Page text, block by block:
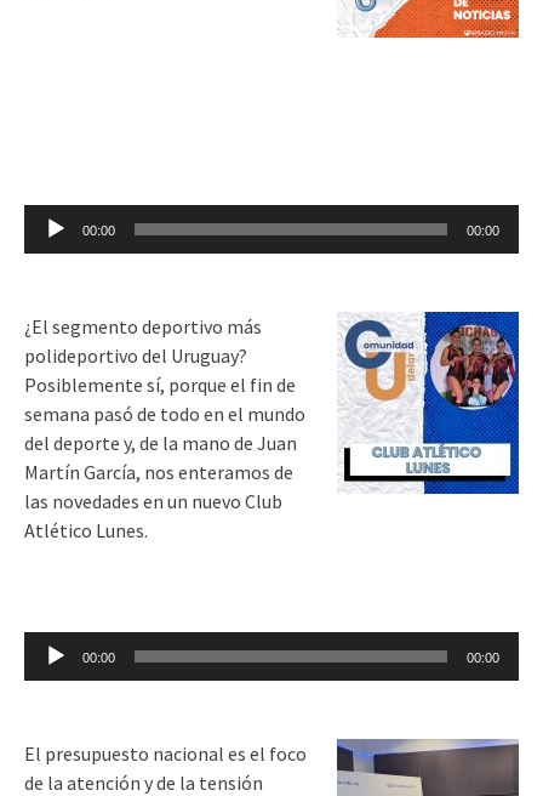
Reproductor
00:00 00:00
¿El segmento deportivo más
polideportivo del Uruguay?
Posiblemente sí, porque el fin de
semana pasó de todo en el mundo
del deporte y, de la mano de Juan
Martín García, nos enteramos de
las novedades en un nuevo Club
Atlético Lunes.
Reproductor
00:00 00:00
El presupuesto nacional es el foco
de la atención y de la tensión